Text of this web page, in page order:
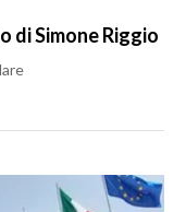
di Simone Riggio